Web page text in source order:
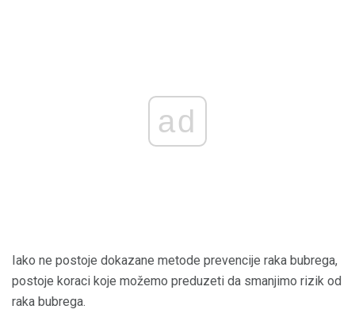
ad
Iako ne postoje dokazane metode prevencije raka bubrega,
postoje koraci koje možemo preduzeti da smanjimo rizik od
raka bubrega.